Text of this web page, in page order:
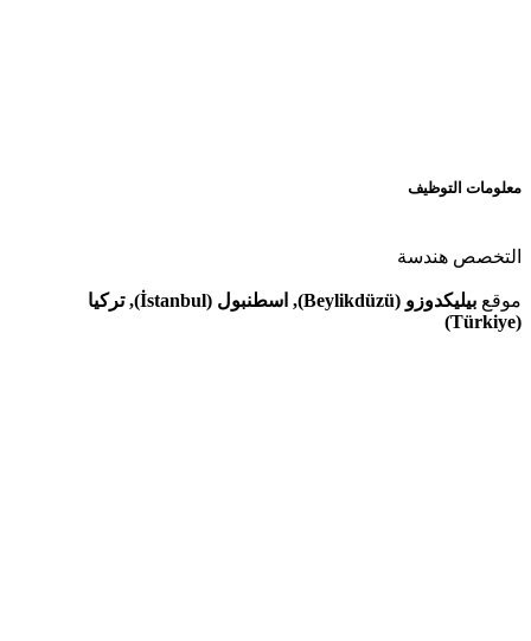
معلومات التوظيف
التخصص هندسة
موقع
بيليكدوزو (Beylikdüzü), اسطنبول (İstanbul), تركيا
(Türkiye)